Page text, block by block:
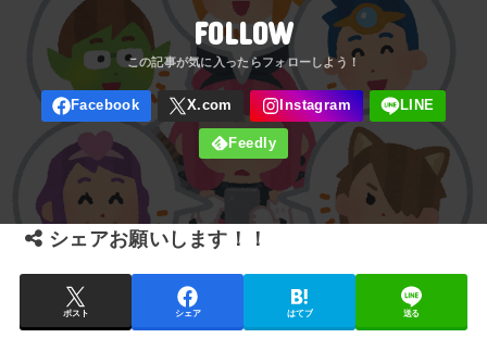
FOLLOW
シェアお願いします！！
ポスト シェア はてブ 送る